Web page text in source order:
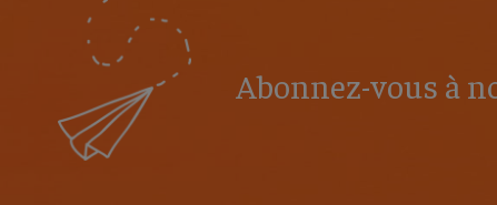
Abonnez-vous à